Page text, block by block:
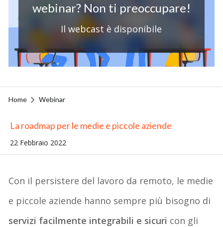
webinar? Non ti preoccupare!
Il webcast è disponibile
Home Webinar
La roadmap per le medie e piccole aziende
22 Febbraio 2022
Con il persistere del lavoro da remoto, le medie
e piccole aziende hanno sempre più bisogno di
servizi facilmente integrabili e sicuri con gli